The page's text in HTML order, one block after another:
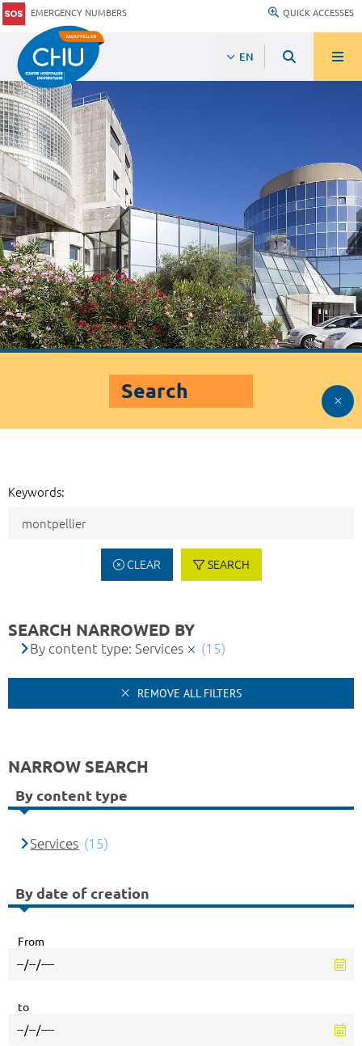
EMERGENCY NUMBERS QUICK ACCESSES
EN
Search
Keywords:
CLEAR SEARCH
SEARCH NARROWED BY
By content type: Services (15)
REMOVE ALL FILTERS
NARROW SEARCH
By content type
Services (15)
By date of creation
From
to